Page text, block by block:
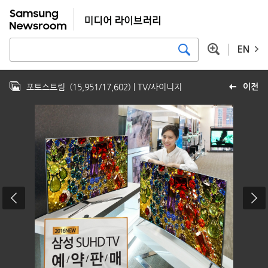
EN
이전
포토스트림 (15,951/17,602) | TV/사이니지